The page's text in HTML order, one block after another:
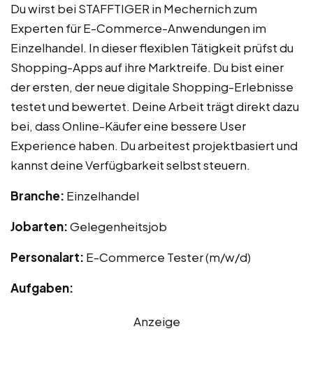
Du wirst bei STAFFTIGER in Mechernich zum
Experten für E-Commerce-Anwendungen im
Einzelhandel. In dieser flexiblen Tätigkeit prüfst du
Shopping-Apps auf ihre Marktreife. Du bist einer
der ersten, der neue digitale Shopping-Erlebnisse
testet und bewertet. Deine Arbeit trägt direkt dazu
bei, dass Online-Käufer eine bessere User
Experience haben. Du arbeitest projektbasiert und
kannst deine Verfügbarkeit selbst steuern.
Branche: Einzelhandel
Jobarten:Gelegenheitsjob
Personalart: E-Commerce Tester (m/w/d)
Aufgaben:
Anzeige